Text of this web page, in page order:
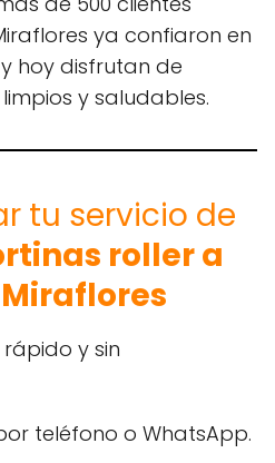
ya confiaron en
hoy disfrutan de
y saludables.
tu servicio de
roller a
rápido y sin
teléfono o WhatsApp.